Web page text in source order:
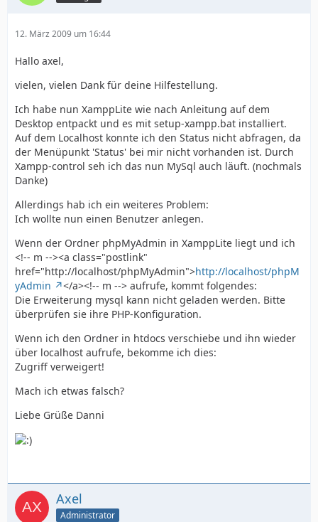
12. März 2009 um 16:44
Hallo axel,
vielen, vielen Dank für deine Hilfestellung.
Ich habe nun XamppLite wie nach Anleitung auf dem
Desktop entpackt und es mit setup-xampp.bat installiert.
Auf dem Localhost konnte ich den Status nicht abfragen, da
der Menüpunkt 'Status' bei mir nicht vorhanden ist. Durch
Xampp-control seh ich das nun MySql auch läuft. (nochmals
Danke)
Allerdings hab ich ein weiteres Problem:
Ich wollte nun einen Benutzer anlegen.
Wenn der Ordner phpMyAdmin in XamppLite liegt und ich
<!-- m --><a class="postlink"
href="http://localhost/phpMyAdmin">http://localhost/phpM
yAdmin
</a><!-- m --> aufrufe, kommt folgendes:
Die Erweiterung mysql kann nicht geladen werden. Bitte
überprüfen sie ihre PHP-Konfiguration.
Wenn ich den Ordner in htdocs verschiebe und ihn wieder
über localhost aufrufe, bekomme ich dies:
Zugriff verweigert!
Mach ich etwas falsch?
Liebe Grüße Danni
Axel
Administrator